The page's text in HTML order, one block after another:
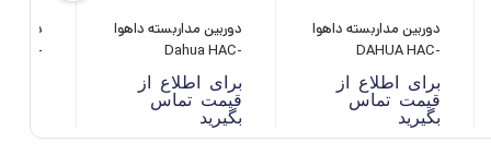
دوربین مداربسته داهوا
DAHUA HAC-
HFW1209CP-A-LED
برای اطلاع از
قیمت تماس
بگیرید
دوربین مداربسته داهوا
Dahua HAC-
HDW1200MP
برای اطلاع از
قیمت تماس
بگیرید
HAC-